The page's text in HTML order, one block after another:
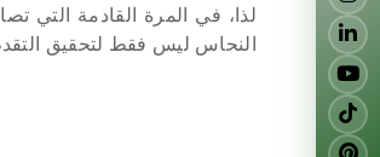
لذا، في المرة القادمة التي
النحاس ليس فقط لتحقيق